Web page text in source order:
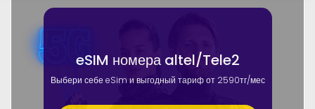
eSIM номера altel/Tele2
Выбери себе eSim и выгодный тариф от 2590тг/мес